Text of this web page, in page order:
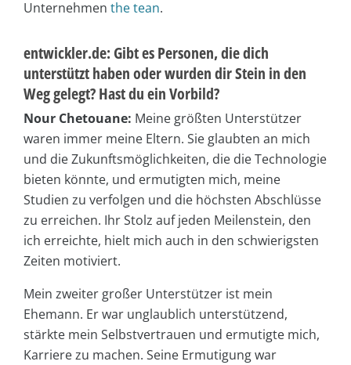
Unternehmen the tean.
entwickler.de: Gibt es Personen, die dich
unterstützt haben oder wurden dir Stein in den
Weg gelegt? Hast du ein Vorbild?
Nour Chetouane: Meine größten Unterstützer
waren immer meine Eltern. Sie glaubten an mich
und die Zukunftsmöglichkeiten, die die Technologie
bieten könnte, und ermutigten mich, meine
Studien zu verfolgen und die höchsten Abschlüsse
zu erreichen. Ihr Stolz auf jeden Meilenstein, den
ich erreichte, hielt mich auch in den schwierigsten
Zeiten motiviert.
Mein zweiter großer Unterstützer ist mein
Ehemann. Er war unglaublich unterstützend,
stärkte mein Selbstvertrauen und ermutigte mich,
Karriere zu machen. Seine Ermutigung war